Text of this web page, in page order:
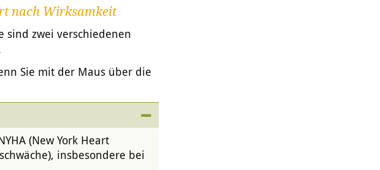
nach Wirksamkeit
sind zwei verschiedenen
Sie mit der Maus über die
(New York Heart
insbesondere bei